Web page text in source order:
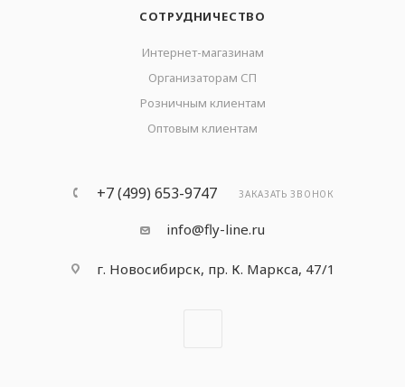
СОТРУДНИЧЕСТВО
Интернет-магазинам
Организаторам СП
Розничным клиентам
Оптовым клиентам
+7 (499) 653-9747 ЗАКАЗАТЬ ЗВОНОК
info@fly-line.ru
г. Новосибирск, пр. К. Маркса, 47/1